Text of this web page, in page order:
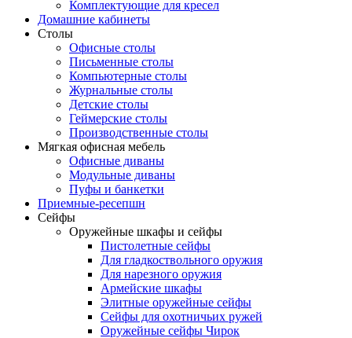
Комплектующие для кресел
Домашние кабинеты
Столы
Офисные столы
Письменные столы
Компьютерные столы
Журнальные столы
Детские столы
Геймерские столы
Производственные столы
Мягкая офисная мебель
Офисные диваны
Модульные диваны
Пуфы и банкетки
Приемные-ресепшн
Сейфы
Оружейные шкафы и сейфы
Пистолетные сейфы
Для гладкоствольного оружия
Для нарезного оружия
Армейские шкафы
Элитные оружейные сейфы
Сейфы для охотничьих ружей
Оружейные сейфы Чирок